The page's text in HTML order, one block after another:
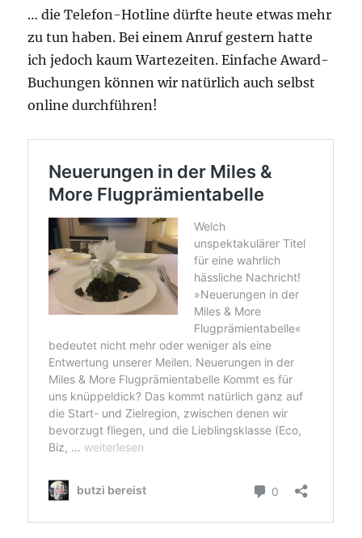
… die Telefon-Hotline dürfte heute etwas mehr
zu tun haben. Bei einem Anruf gestern hatte
ich jedoch kaum Wartezeiten. Einfache Award-
Buchungen können wir natürlich auch selbst
online durchführen!